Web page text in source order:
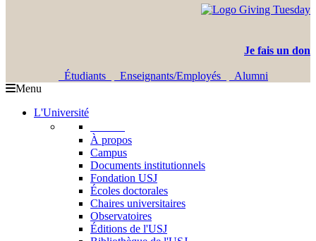
Je fais un don
Étudiants Enseignants/Employés
Alumni
Menu
L'Université
À propos
Campus
Documents institutionnels
Fondation USJ
Écoles doctorales
Chaires universitaires
Observatoires
Éditions de l'USJ